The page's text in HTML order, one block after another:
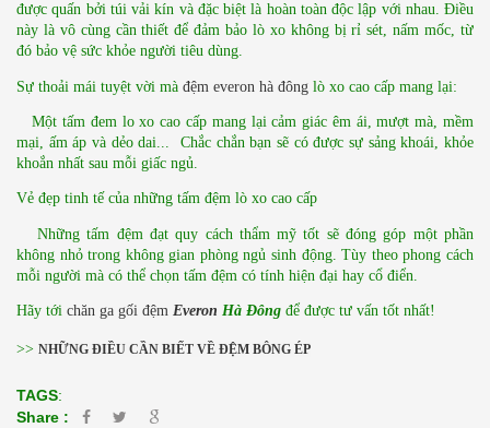
được quấn bởi túi vải kín và đặc biệt là hoàn toàn độc lập với nhau. Điều
này là vô cùng cần thiết để đảm bảo lò xo không bị rỉ sét, nấm mốc, từ
đó bảo vệ sức khỏe người tiêu dùng.
Sự thoải mái tuyệt vời mà đệm everon hà đông lò xo cao cấp mang lại:
Một tấm đem lo xo cao cấp mang lại cảm giác êm ái, mượt mà, mềm
mại, ấm áp và dẻo dai...  Chắc chắn bạn sẽ có được sự sảng khoái, khỏe
khoắn nhất sau mỗi giấc ngủ.
Vẻ đẹp tinh tế của những tấm đệm lò xo cao cấp
Những tấm đệm đạt quy cách thẩm mỹ tốt sẽ đóng góp một phần
không nhỏ trong không gian phòng ngủ sinh động. Tùy theo phong cách
mỗi người mà có thể chọn tấm đệm có tính hiện đại hay cổ điển.
Hãy tới chăn ga gối đệm Everon Hà Đông để được tư vấn tốt nhất!
>> NHỮNG ĐIỀU CẦN BIẾT VỀ ĐỆM BÔNG ÉP
TAGS:
Share :